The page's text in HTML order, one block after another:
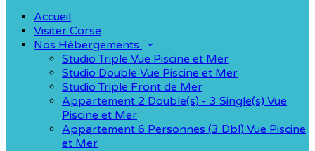
Accueil
Visiter Corse
Nos Hébergements
Studio Triple Vue Piscine et Mer
Studio Double Vue Piscine et Mer
Studio Triple Front de Mer
Appartement 2 Double(s) - 3 Single(s) Vue
Piscine et Mer
Appartement 6 Personnes (3 Dbl) Vue Piscine
et Mer